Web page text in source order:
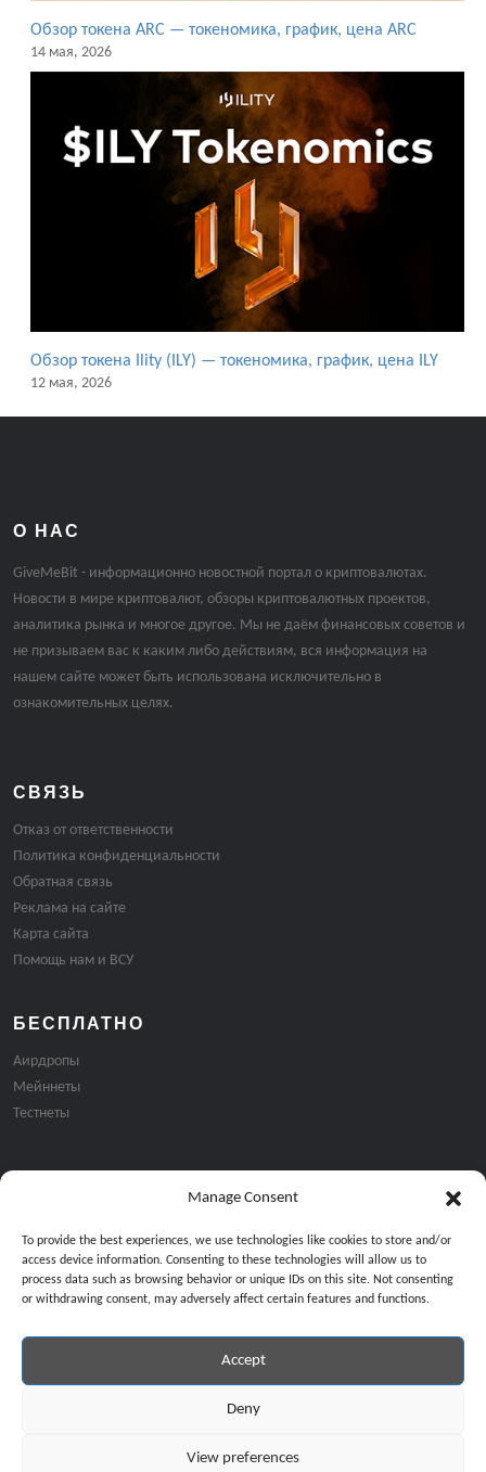
Manage Consent
To provide the best experiences, we use technologies like cookies to store and/or
access device information. Consenting to these technologies will allow us to
process data such as browsing behavior or unique IDs on this site. Not consenting
or withdrawing consent, may adversely affect certain features and functions.
Accept
Deny
View preferences
Обзор токена ARC — токеномика, график, цена ARC
14 мая, 2026
Обзор токена Ility (ILY) — токеномика, график, цена ILY
12 мая, 2026
О НАС
GiveMeBit - информационно новостной портал о криптовалютах.
Новости в мире криптовалют, обзоры криптовалютных проектов,
аналитика рынка и многое другое. Мы не даём финансовых советов и
не призываем вас к каким либо действиям, вся информация на
нашем сайте может быть использована исключительно в
ознакомительных целях.
СВЯЗЬ
Отказ от ответственности
Политика конфиденциальности
Обратная связь
Реклама на сайте
Карта сайта
Помощь нам и ВСУ
БЕСПЛАТНО
Аирдропы
Мейннеты
Тестнеты
Подписка на email рассылку:
Продолжая, вы соглашаетесь с нашей политикой
Copyright © 2024 All Rights Reserved by